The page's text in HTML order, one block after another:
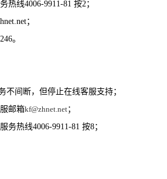
热线4006-9911-81 按2；
；
。
不间断，但停止在线客服支持；
邮箱kf@zhnet.net；
务热线4006-9911-81 按8；